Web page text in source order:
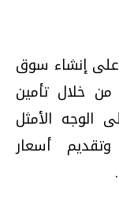
إنشاء سوق
من خلال تأمين
الوجه الأمثل
وتقديم أسعار